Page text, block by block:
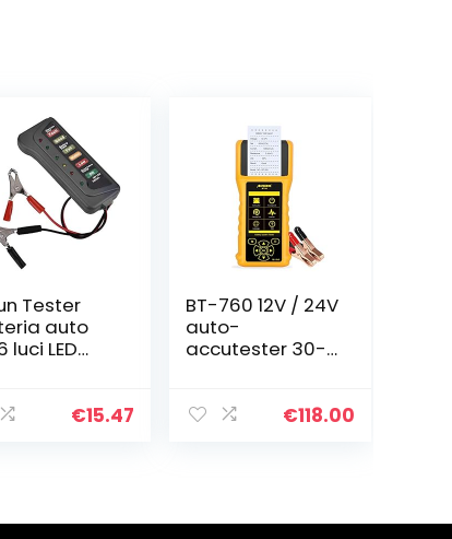
Tester
auto
luci LED
Tester
€15.47
BT-760 12V / 24V
auto-
accutester 30-
diagnosegeree
€118.00